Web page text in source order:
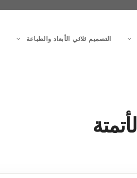
التصميم ثلاثي الأبعاد والطباعة
الأتمتة